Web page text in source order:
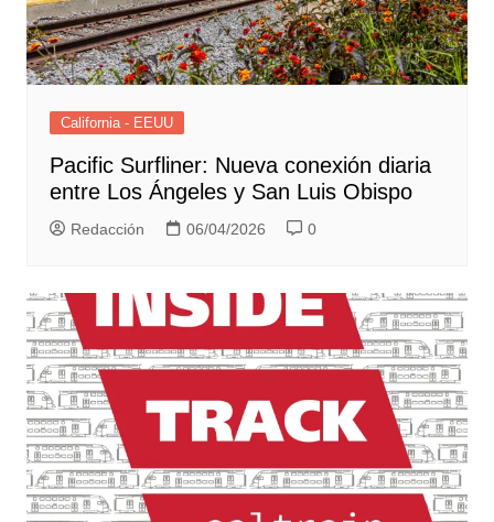
California - EEUU
Pacific Surfliner: Nueva conexión diaria
entre Los Ángeles y San Luis Obispo
Redacción 06/04/2026 0